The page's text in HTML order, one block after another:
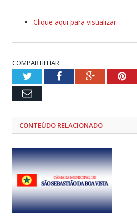
Clique aqui para visualizar
COMPARTILHAR:
TwitterFacebookGoogle+
Email
CONTEÚDO RELACIONADO